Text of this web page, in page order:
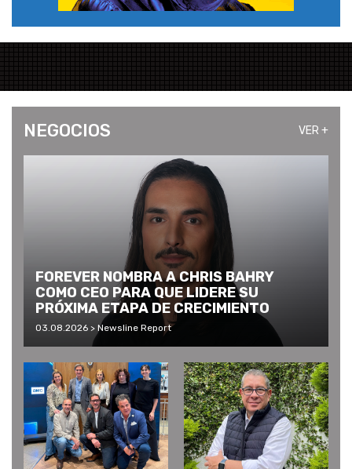
NEGOCIOS VER +
FOREVER NOMBRA A CHRIS BAHRY
COMO CEO PARA QUE LIDERE SU
PRÓXIMA ETAPA DE CRECIMIENTO
03.08.2026 > Newsline Report